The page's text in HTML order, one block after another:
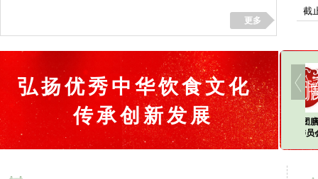
截
分
更多
康团膳发
展委员会
校餐专业委
民族食文化
专业委员会
食品分会
健康团膳发
展委员会
弘扬优秀中华饮食文化
传承创新发展